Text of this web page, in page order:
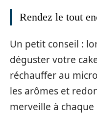
Rendez le tout
Un petit conseil :
déguster votre
réchauffer au
les arômes et
merveille à chaque